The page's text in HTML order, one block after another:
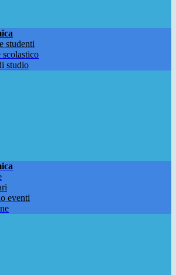
studenti
scolastico
studio
eventi